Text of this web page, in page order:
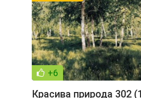
+6
Красива природа 302